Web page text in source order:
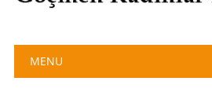
Main menu
MENU